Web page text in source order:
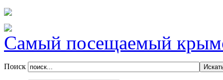
Самый посещаемый
Поиск